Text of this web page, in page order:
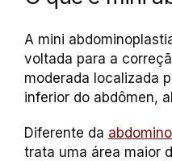
A mini
voltada para a
moderada localizada
inferior do abdômen,
Diferente da
trata uma área maior